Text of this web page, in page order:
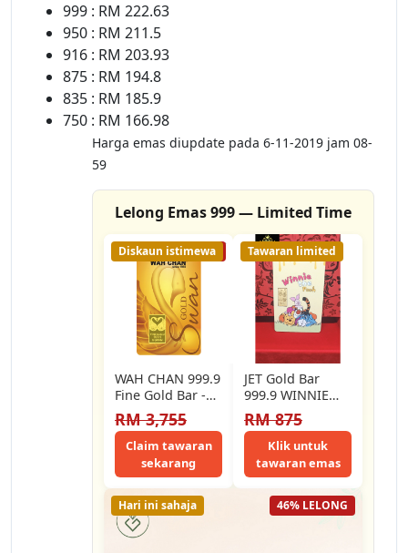
999 : RM 222.63
950 : RM 211.5
916 : RM 203.93
875 : RM 194.8
835 : RM 185.9
750 : RM 166.98
Harga emas diupdate pada 6-11-2019 jam 08-
59
Lelong Emas 999 — Limited Time
23% LELONG
Diskaun istimewa
WAH CHAN 999.9
Fine Gold Bar -
Swan (5g)
RM 3,755
Claim tawaran
sekarang
Tawaran limited
JET Gold Bar
999.9 WINNIE
THE POOH
SERIES FINE
GOLD BAR
(1.00G)
RM 875
Klik untuk
tawaran emas
46% LELONG
Hari ini sahaja